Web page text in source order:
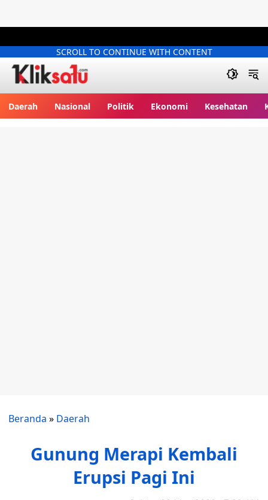
SCROLL TO CONTINUE WITH CONTENT
Daerah Nasional Politik Ekonomi Kesehatan
Beranda » Daerah
Gunung Merapi Kembali
Erupsi Pagi Ini